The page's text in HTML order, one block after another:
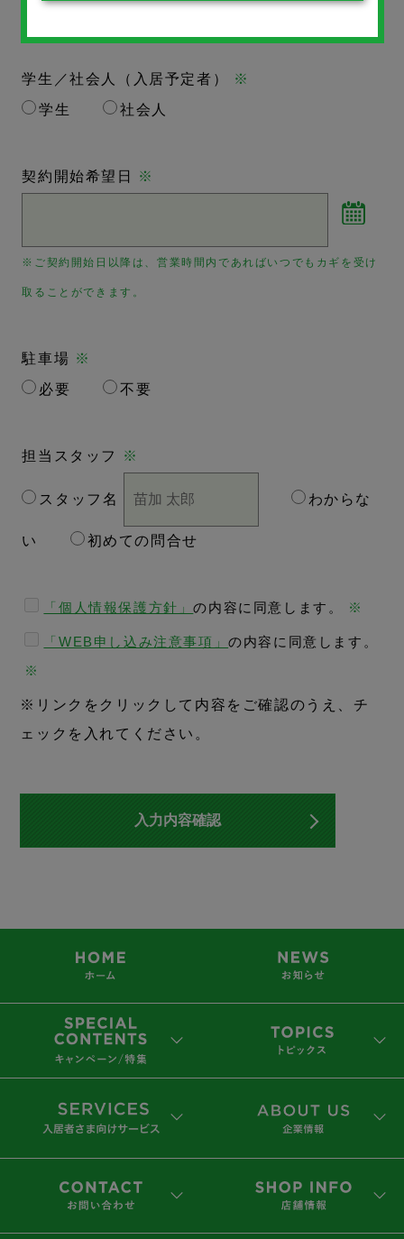
学生／社会人（入居予定者）
※
学生
社会人
契約開始希望日 ※
※ご契約開始日以降は、営業時間内であればいつでもカギを受け
取ることができます。
駐車場 ※
必要
不要
担当スタッフ ※
スタッフ名 わからな
い 初めての問合せ
「個人情報保護方針」の内容に同意します。 ※
「WEB申し込み注意事項」の内容に同意します。
※
※リンクをクリックして内容をご確認のうえ、チ
ェックを入れてください。
入力内容確認